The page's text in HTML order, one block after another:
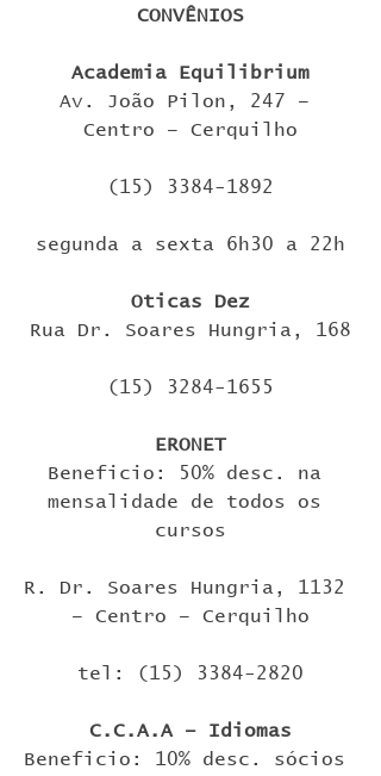
CONVÊNIOS
Academia Equilibrium
Av. João Pilon, 247 –
Centro – Cerquilho
(15) 3384-1892
segunda a sexta 6h30 a 22h
Oticas Dez
Rua Dr. Soares Hungria, 168
(15) 3284-1655
ERONET
Beneficio: 50% desc. na
mensalidade de todos os
cursos
R. Dr. Soares Hungria, 1132
– Centro – Cerquilho
tel: (15) 3384-2820
C.C.A.A – Idiomas
Beneficio: 10% desc. sócios